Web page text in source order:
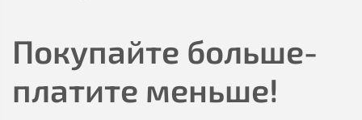
Покупайте больше-
платите меньше!